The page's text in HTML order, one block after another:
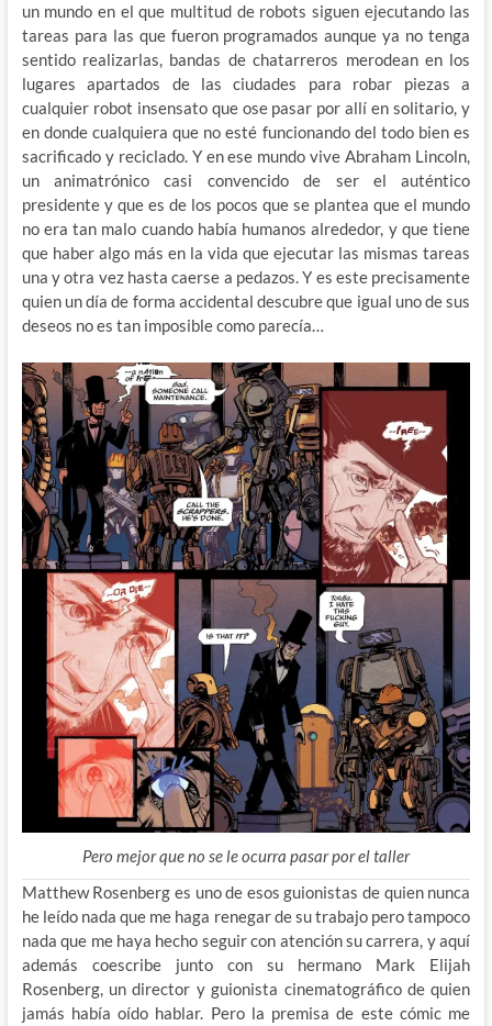
un mundo en el que multitud de robots siguen ejecutando las
tareas para las que fueron programados aunque ya no tenga
sentido realizarlas, bandas de chatarreros merodean en los
lugares apartados de las ciudades para robar piezas a
cualquier robot insensato que ose pasar por allí en solitario, y
en donde cualquiera que no esté funcionando del todo bien es
sacrificado y reciclado. Y en ese mundo vive Abraham Lincoln,
un animatrónico casi convencido de ser el auténtico
presidente y que es de los pocos que se plantea que el mundo
no era tan malo cuando había humanos alrededor, y que tiene
que haber algo más en la vida que ejecutar las mismas tareas
una y otra vez hasta caerse a pedazos. Y es este precisamente
quien un día de forma accidental descubre que igual uno de sus
deseos no es tan imposible como parecía…
Pero mejor que no se le ocurra pasar por el taller
Matthew Rosenberg es uno de esos guionistas de quien nunca
he leído nada que me haga renegar de su trabajo pero tampoco
nada que me haya hecho seguir con atención su carrera, y aquí
además coescribe junto con su hermano Mark Elijah
Rosenberg, un director y guionista cinematográfico de quien
jamás había oído hablar. Pero la premisa de este cómic me